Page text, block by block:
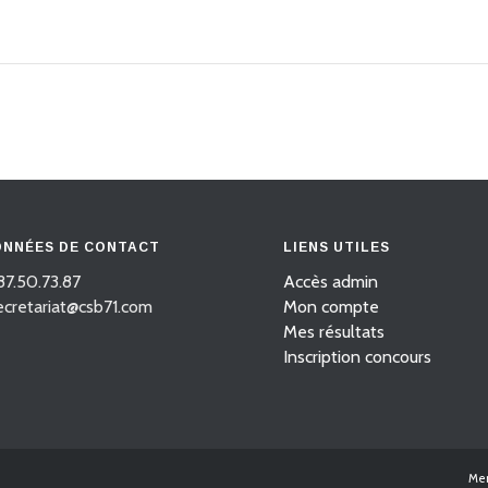
DE CONTACT LIENS UTILES
Accès admin
Mon compte
Mes résultats
Inscription concours